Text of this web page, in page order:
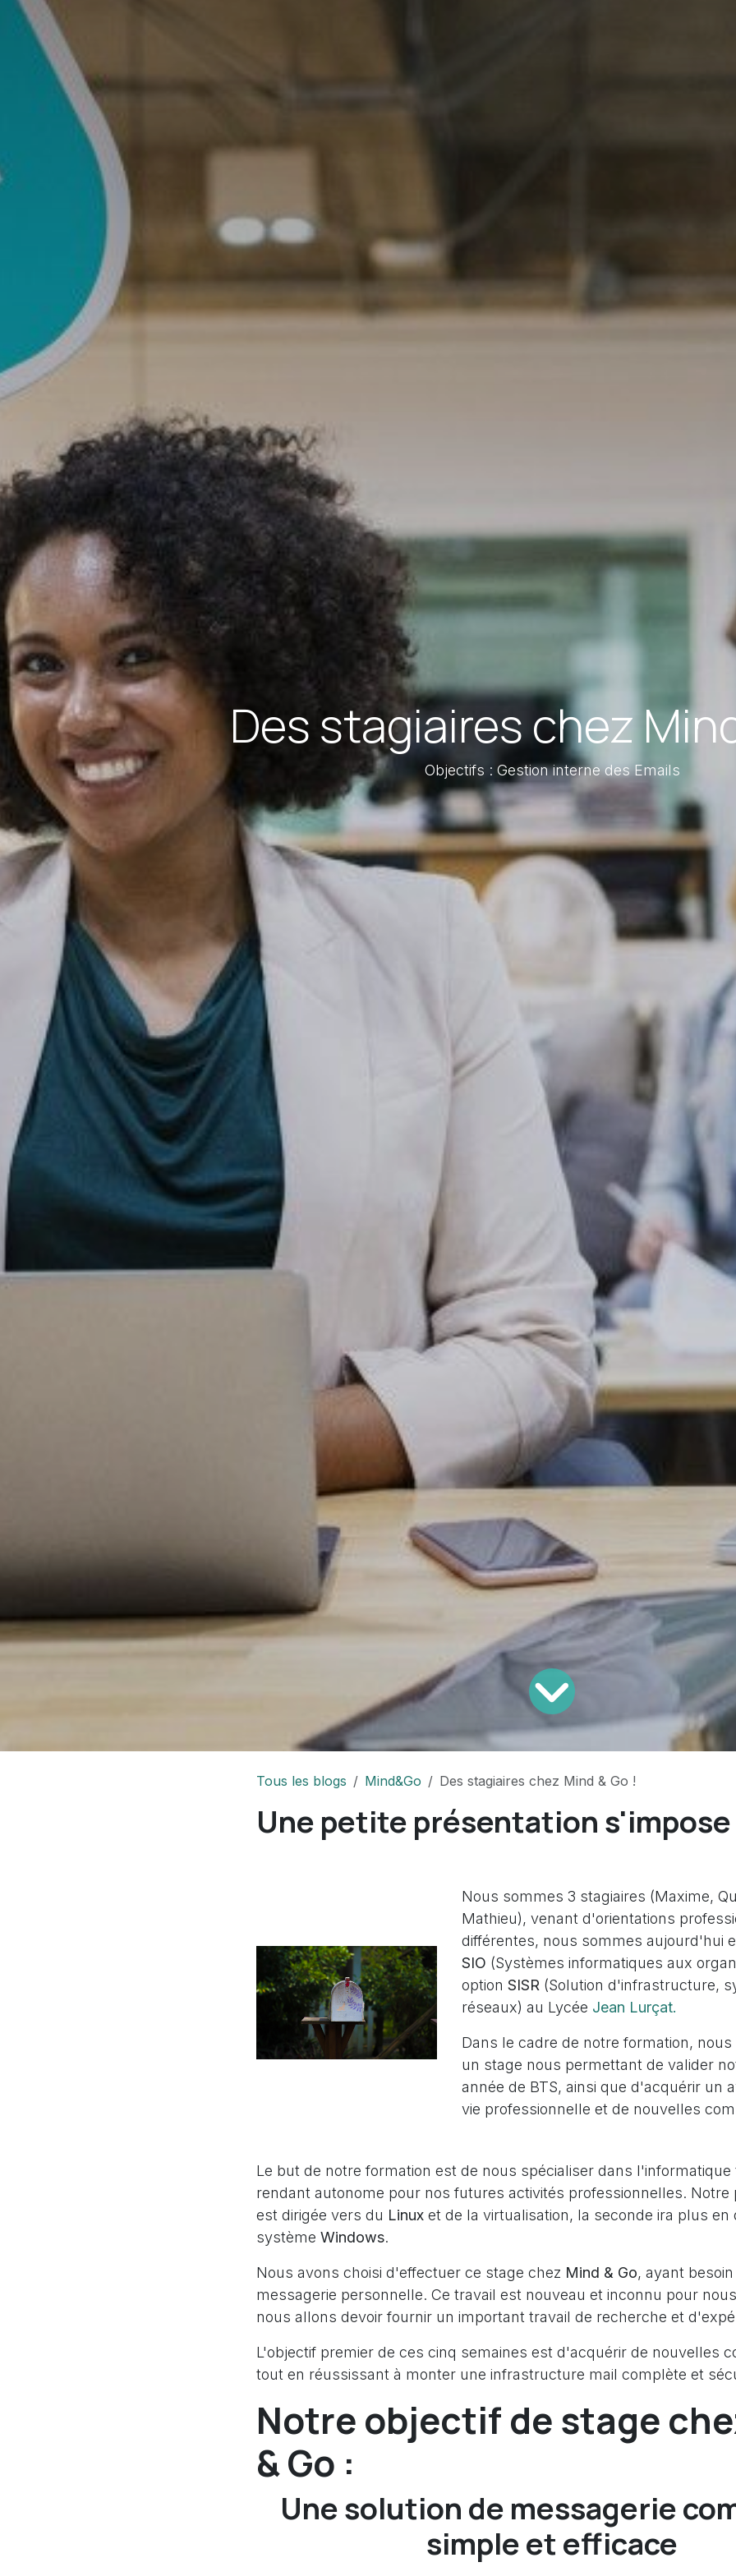
Des stagiaires chez
Objectifs : Gestion interne des Emails
Tous les blogs Mind&Go Des stagiaires chez Mind & Go !
Une petite présentation
Nous sommes 3 stagiaires (Maxime,
Mathieu), venant d'orientations
différentes, nous sommes aujourd'hui
SIO (Systèmes informatiques aux
option SISR (Solution d'infrastructure,
réseaux) au Lycée Jean Lurçat.
Dans le cadre de notre formation,
un stage nous permettant de valider
année de BTS, ainsi que d'acquérir un
vie professionnelle et de nouvelles
Le but de notre formation est de nous spécialiser dans
rendant autonome pour nos futures activités professionnelles. Notre
est dirigée vers du Linux et de la virtualisation, la seconde ira plus en
système Windows.
Nous avons choisi d'effectuer ce stage chez Mind & Go, ayant
messagerie personnelle. Ce travail est nouveau et inconnu pour
nous allons devoir fournir un important travail de recherche et
L'objectif premier de ces cinq semaines est d'acquérir de nouvelles
tout en réussissant à monter une infrastructure mail complète et
Notre objectif de stage
& Go :
Une solution de messagerie
simple et efficace